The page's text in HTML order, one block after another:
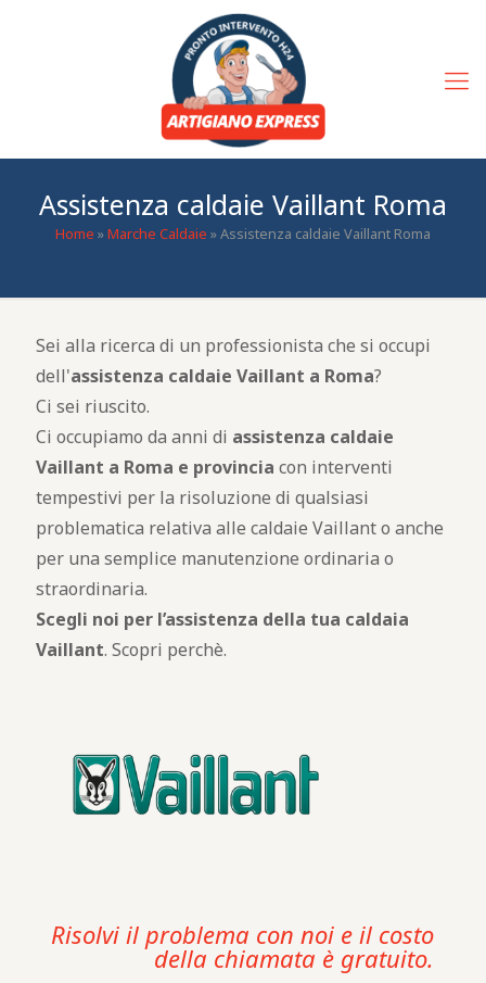
Assistenza caldaie Vaillant Roma
Home »Marche Caldaie »Assistenza caldaie Vaillant Roma
Sei alla ricerca di un professionista che si occupi
dell'assistenza caldaie Vaillant a Roma?
Ci sei riuscito.
Ci occupiamo da anni di assistenza caldaie
Vaillant a Roma e provincia con interventi
tempestivi per la risoluzione di qualsiasi
problematica relativa alle caldaie Vaillant o anche
per una semplice manutenzione ordinaria o
straordinaria.
Scegli noi per l’assistenza della tua caldaia
Vaillant. Scopri perchè.
Risolvi il problema con noi e il costo
della chiamata è gratuito.